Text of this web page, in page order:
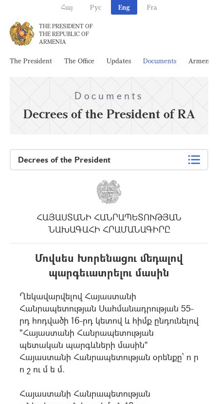
Հայ Рус Eng Fra
THE PRESIDENT OF
THE REPUBLIC OF
ARMENIA
The President The Office Updates Documents Armenia
Documents
Decrees of the President of RA
Decrees of the President
ՀԱՅԱՍՏԱՆԻ ՀԱՆՐԱՊԵՏՈՒԹՅԱՆ
ՆԱԽԱԳԱՀԻ ՀՐԱՄԱՆԱԳԻՐԸ
Մովսես Խորենացու մեդալով
պարգեւատրելու մասին
Ղեկավարվելով Հայաստանի
Հանրապետության Սահմանադրության 55-
րդ հոդվածի 16-րդ կետով և հիմք ընդունելով
"Հայաստանի Հանրապետության
պետական պարգևների մասին"
Հայաստանի Հանրապետության օրենքը` ո ր
ո շ ու մ ե մ.
Հայաստանի Հանրապետության